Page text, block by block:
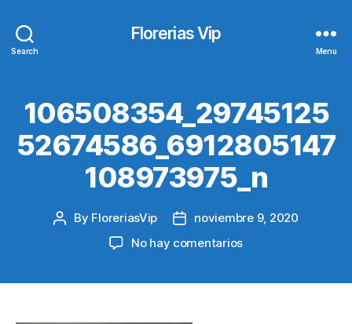
Search
Florerias Vip
Menu
106508354_29745125
52674586_6912805147
108973975_n
Post
By FloreriasVip
Postnoviembre 9, 2020
No hay comentariosen